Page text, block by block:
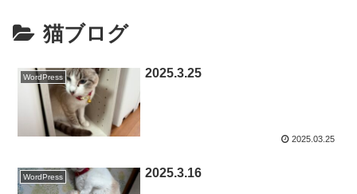
猫ブログ
WordPress 2025.3.25
2025.03.25
WordPress 2025.3.16